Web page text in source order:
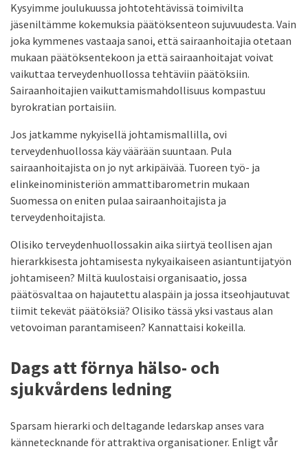
Kysyimme joulukuussa johtotehtävissä toimivilta
jäseniltämme kokemuksia päätöksenteon sujuvuudesta. Vain
joka kymmenes vastaaja sanoi, että sairaanhoitajia otetaan
mukaan päätöksentekoon ja että sairaanhoitajat voivat
vaikuttaa terveydenhuollossa tehtäviin päätöksiin.
Sairaanhoitajien vaikuttamismahdollisuus kompastuu
byrokratian portaisiin.
Jos jatkamme nykyisellä johtamismallilla, ovi
terveydenhuollossa käy väärään suuntaan. Pula
sairaanhoitajista on jo nyt arkipäivää. Tuoreen työ- ja
elinkeinoministeriön ammattibarometrin mukaan
Suomessa on eniten pulaa sairaanhoitajista ja
terveydenhoitajista.
Olisiko terveydenhuollossakin aika siirtyä teollisen ajan
hierarkkisesta johtamisesta nykyaikaiseen asiantuntijatyön
johtamiseen? Miltä kuulostaisi organisaatio, jossa
päätösvaltaa on hajautettu alaspäin ja jossa itseohjautuvat
tiimit tekevät päätöksiä? Olisiko tässä yksi vastaus alan
vetovoiman parantamiseen? Kannattaisi kokeilla.
Dags att förnya hälso- och
sjukvårdens ledning
Sparsam hierarki och deltagande ledarskap anses vara
kännetecknande för attraktiva organisationer. Enligt vår